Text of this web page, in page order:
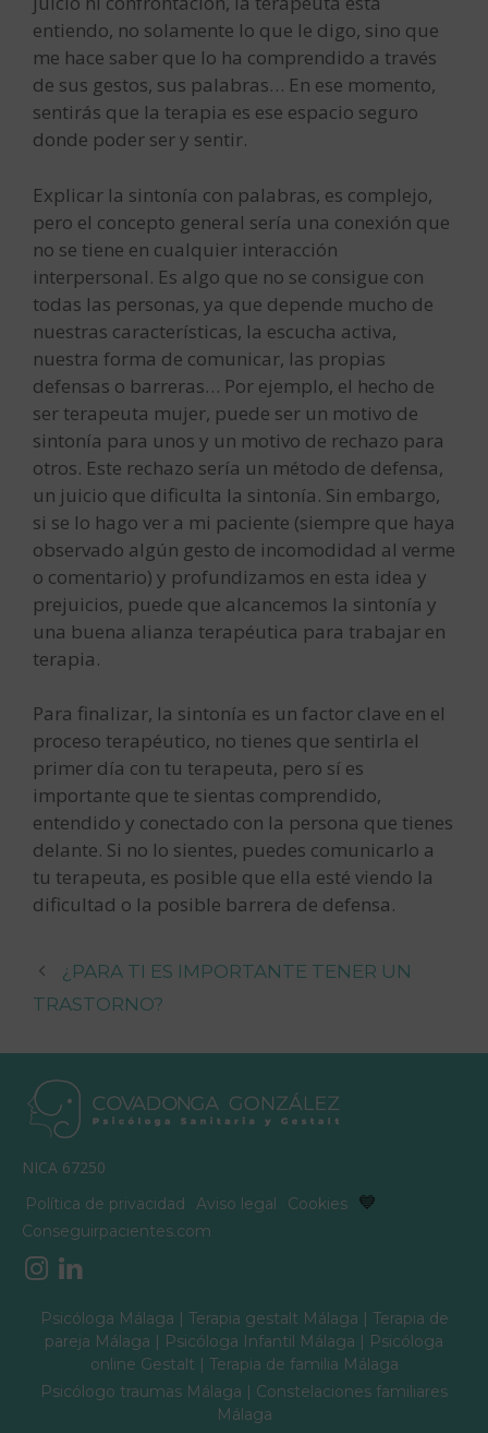
entiendo, no solamente lo que le digo, sino que
me hace saber que lo ha comprendido a través
de sus gestos, sus palabras… En ese momento,
sentirás que la terapia es ese espacio seguro
donde poder ser y sentir.
Explicar la sintonía con palabras, es complejo,
pero el concepto general sería una conexión que
no se tiene en cualquier interacción
interpersonal. Es algo que no se consigue con
todas las personas, ya que depende mucho de
nuestras características, la escucha activa,
nuestra forma de comunicar, las propias
defensas o barreras… Por ejemplo, el hecho de
ser terapeuta mujer, puede ser un motivo de
sintonía para unos y un motivo de rechazo para
otros. Este rechazo sería un método de defensa,
un juicio que dificulta la sintonía. Sin embargo,
si se lo hago ver a mi paciente (siempre que haya
observado algún gesto de incomodidad al verme
o comentario) y profundizamos en esta idea y
prejuicios, puede que alcancemos la sintonía y
una buena alianza terapéutica para trabajar en
terapia.
Para finalizar, la sintonía es un factor clave en el
proceso terapéutico, no tienes que sentirla el
primer día con tu terapeuta, pero sí es
importante que te sientas comprendido,
entendido y conectado con la persona que tienes
delante. Si no lo sientes, puedes comunicarlo a
tu terapeuta, es posible que ella esté viendo la
dificultad o la posible barrera de defensa.
¿PARA TI ES IMPORTANTE TENER UN
TRASTORNO?
NICA 67250
Política de privacidad Aviso legal Cookies 💙
Conseguirpacientes.com
Psicóloga Málaga | Terapia gestalt Málaga | Terapia de
pareja Málaga | Psicóloga Infantil Málaga | Psicóloga
online Gestalt | Terapia de familia Málaga
Psicólogo traumas Málaga | Constelaciones familiares
Málaga